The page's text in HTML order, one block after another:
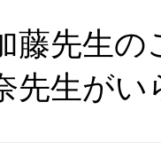
藤先生の
先生がい